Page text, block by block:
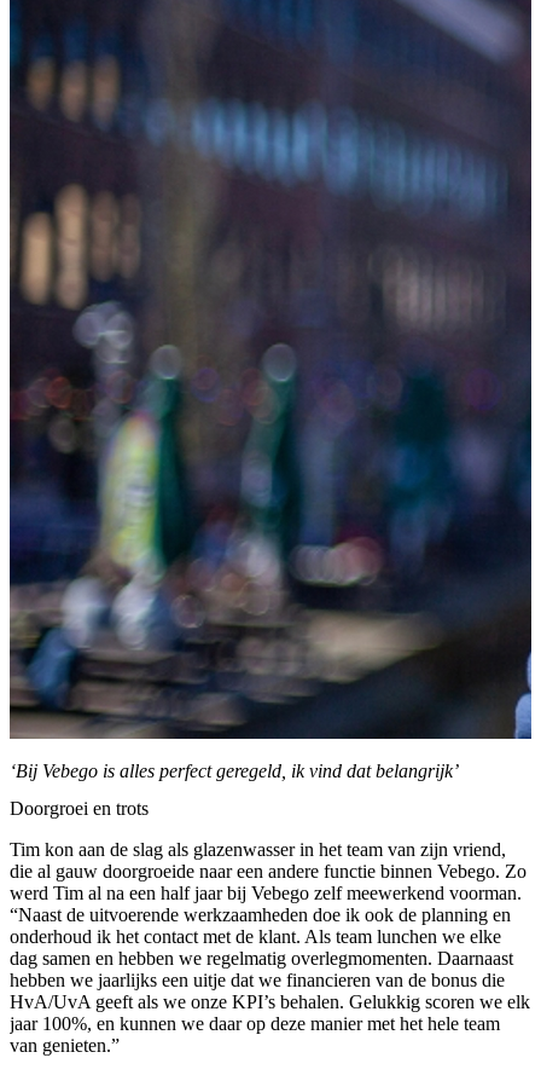
‘Bij Vebego is alles perfect geregeld, ik vind dat belangrijk’
Doorgroei en trots
Tim kon aan de slag als glazenwasser in het team van zijn vriend,
die al gauw doorgroeide naar een andere functie binnen Vebego. Zo
werd Tim al na een half jaar bij Vebego zelf meewerkend voorman.
“Naast de uitvoerende werkzaamheden doe ik ook de planning en
onderhoud ik het contact met de klant. Als team lunchen we elke
dag samen en hebben we regelmatig overlegmomenten. Daarnaast
hebben we jaarlijks een uitje dat we financieren van de bonus die
HvA/UvA geeft als we onze KPI’s behalen. Gelukkig scoren we elk
jaar 100%, en kunnen we daar op deze manier met het hele team
van genieten.”